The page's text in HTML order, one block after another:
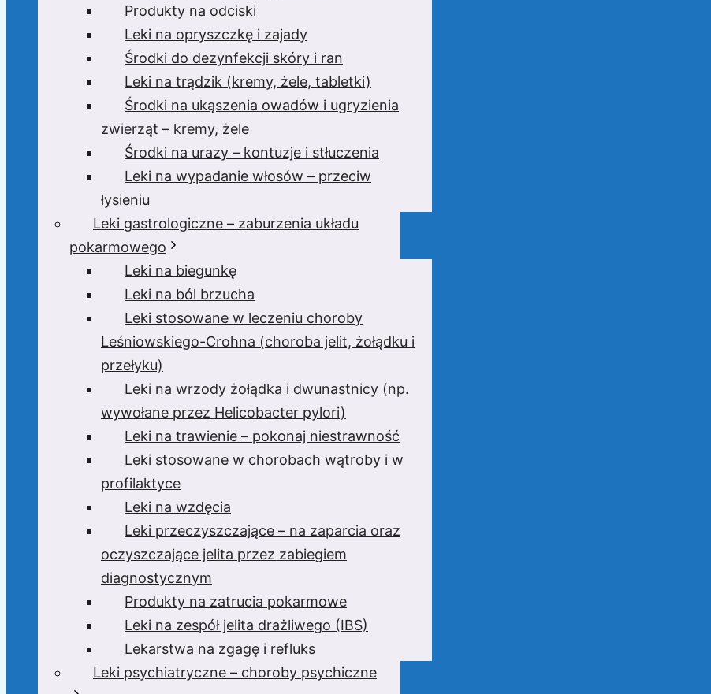
Produkty na odciski
Leki na opryszczkę i zajady
Środki do dezynfekcji skóry i ran
Leki na trądzik (kremy, żele, tabletki)
Środki na ukąszenia owadów i ugryzienia
zwierząt – kremy, żele
Środki na urazy – kontuzje i stłuczenia
Leki na wypadanie włosów – przeciw
łysieniu
Leki gastrologiczne – zaburzenia układu
pokarmowego
Leki na biegunkę
Leki na ból brzucha
Leki stosowane w leczeniu choroby
Leśniowskiego-Crohna (choroba jelit, żołądku i
przełyku)
Leki na wrzody żołądka i dwunastnicy (np.
wywołane przez Helicobacter pylori)
Leki na trawienie – pokonaj niestrawność
Leki stosowane w chorobach wątroby i w
profilaktyce
Leki na wzdęcia
Leki przeczyszczające – na zaparcia oraz
oczyszczające jelita przez zabiegiem
diagnostycznym
Produkty na zatrucia pokarmowe
Leki na zespół jelita drażliwego (IBS)
Lekarstwa na zgagę i refluks
Leki psychiatryczne – choroby psychiczne